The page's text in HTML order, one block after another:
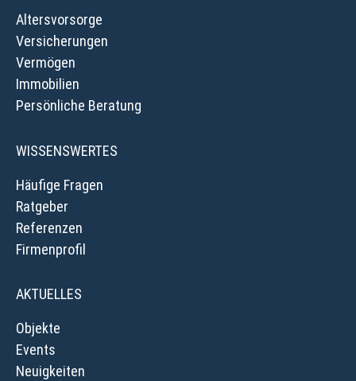
Altersvorsorge
Versicherungen
Vermögen
Immobilien
Persönliche Beratung
WISSENSWERTES
Häufige Fragen
Ratgeber
Referenzen
Firmenprofil
AKTUELLES
Objekte
Events
Neuigkeiten